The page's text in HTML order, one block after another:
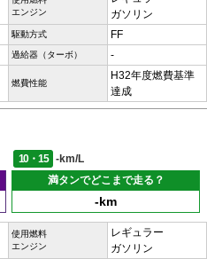
エンジン
ガソリン
駆動方式 FF
過給器（ターボ） -
燃費性能
H32年度燃費基準
達成
10・15
-km/L
満タンでどこまで走る？
-km
使用燃料
エンジン
レギュラー
ガソリン